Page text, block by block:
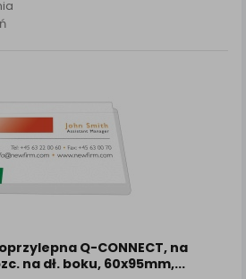
Q-CONNECT, na
na dł. boku, 60x95mm,...